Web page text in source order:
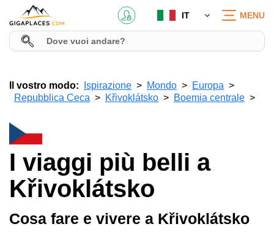
IT MENU
Il vostro modo: Ispirazione Mondo
Europa
Repubblica Ceca
Křivoklátsko Boemia centrale
I viaggi più belli a
Křivoklátsko
Cosa fare e vivere a Křivoklátsko